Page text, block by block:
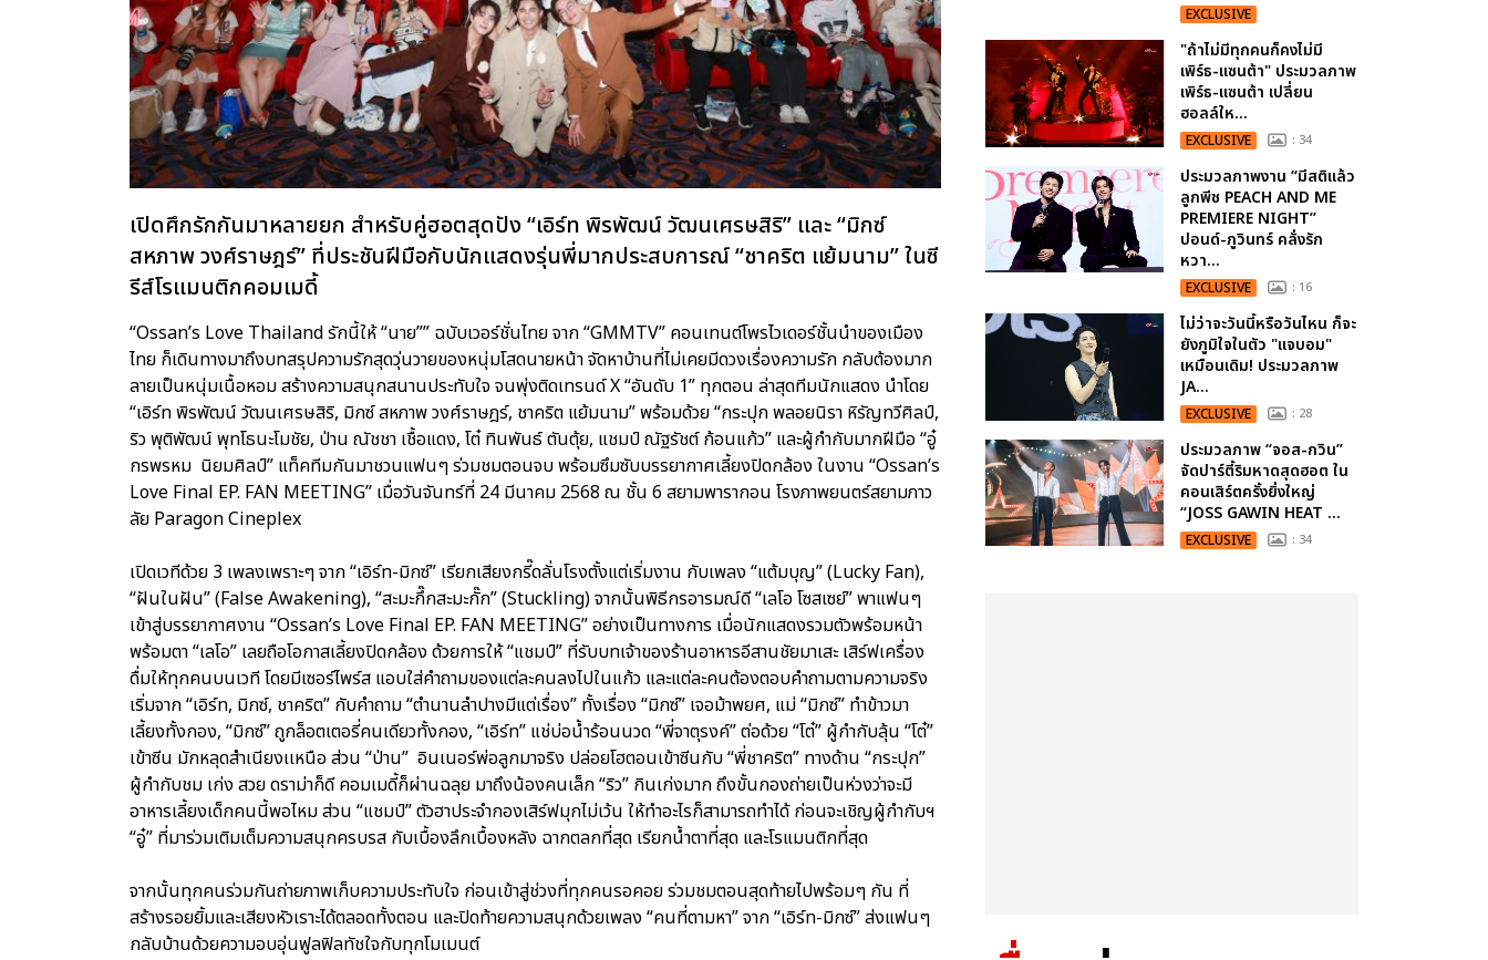
เปิดศึกรักกันมาหลายยก สำหรับคู่ฮอตสุดปัง “เอิร์ท พิรพัฒน์ วัฒนเศรษสิริ” และ “มิกซ์
สหภาพ วงศ์ราษฎร์” ที่ประชันฝีมือกับนักแสดงรุ่นพี่มากประสบการณ์ “ชาคริต แย้มนาม” ในซี
รีส์โรแมนติกคอมเมดี้
“Ossan’s Love Thailand รักนี้ให้ “นาย”” ฉบับเวอร์ชั่นไทย จาก “GMMTV” คอนเทนต์โพรไวเดอร์ชั้นนำของเมือง
ไทย ก็เดินทางมาถึงบทสรุปความรักสุดวุ่นวายของหนุ่มโสดนายหน้า จัดหาบ้านที่ไม่เคยมีดวงเรื่องความรัก กลับต้องมาก
ลายเป็นหนุ่มเนื้อหอม สร้างความสนุกสนานประทับใจ จนพุ่งติดเทรนด์ X “อันดับ 1” ทุกตอน ล่าสุดทีมนักแสดง นำโดย
“เอิร์ท พิรพัฒน์ วัฒนเศรษสิริ, มิกซ์ สหภาพ วงศ์ราษฎร์, ชาคริต แย้มนาม” พร้อมด้วย “กระปุก พลอยนิรา หิรัญทวีศิลป์,
ริว พุติพัฒน์ พุทโธนะโมชัย, ป่าน ณัชชา เชื้อแดง, โต๋ ทินพันธ์ ตันตุ้ย, แชมป์ ณัฐรัชต์ ก้อนแก้ว” และผู้กำกับมากฝีมือ “อู๋
กรพรหม นิยมศิลป์” แท็คทีมกันมาชวนแฟนๆ ร่วมชมตอนจบ พร้อมซึมซับบรรยากาศเลี้ยงปิดกล้อง ในงาน “Ossan’s
Love Final EP. FAN MEETING” เมื่อวันจันทร์ที่ 24 มีนาคม 2568 ณ ชั้น 6 สยามพารากอน โรงภาพยนตร์สยามภาว
ลัย Paragon Cineplex
เปิดเวทีด้วย 3 เพลงเพราะๆ จาก “เอิร์ท-มิกซ์” เรียกเสียงกรี๊ดลั่นโรงตั้งแต่เริ่มงาน กับเพลง “แต้มบุญ” (Lucky Fan),
“ฝันในฝัน” (False Awakening), “สะมะกึ๊กสะมะกั๊ก” (Stuckling) จากนั้นพิธีกรอารมณ์ดี “เลโอ โซสเซย์” พาแฟนๆ
เข้าสู่บรรยากาศงาน “Ossan’s Love Final EP. FAN MEETING” อย่างเป็นทางการ เมื่อนักแสดงรวมตัวพร้อมหน้า
พร้อมตา “เลโอ” เลยถือโอกาสเลี้ยงปิดกล้อง ด้วยการให้ “แชมป์” ที่รับบทเจ้าของร้านอาหารอีสานชัยมาเสะ เสิร์ฟเครื่อง
ดื่มให้ทุกคนบนเวที โดยมีเซอร์ไพร์ส แอบใส่คำถามของแต่ละคนลงไปในแก้ว และแต่ละคนต้องตอบคำถามตามความจริง
เริ่มจาก “เอิร์ท, มิกซ์, ชาคริต” กับคำถาม “ตำนานลำปางมีแต่เรื่อง” ทั้งเรื่อง “มิกซ์” เจอม้าพยศ, แม่ “มิกซ์” ทำข้าวมา
เลี้ยงทั้งกอง, “มิกซ์” ถูกล็อตเตอรี่คนเดียวทั้งกอง, “เอิร์ท” แช่บ่อน้ำร้อนนวด “พี่จาตุรงค์” ต่อด้วย “โต๋” ผู้กำกับลุ้น “โต๋”
เข้าซีน มักหลุดสำเนียงเเหนือ ส่วน “ป่าน” อินเนอร์พ่อลูกมาจริง ปล่อยโฮตอนเข้าซีนกับ “พี่ชาคริต” ทางด้าน “กระปุก”
ผู้กำกับชม เก่ง สวย ดราม่าก็ดี คอมเมดี้ก็ผ่านฉลุย มาถึงน้องคนเล็ก “ริว” กินเก่งมาก ถึงขั้นกองถ่ายเป็นห่วงว่าจะมี
อาหารเลี้ยงเด็กคนนี้พอไหม ส่วน “แชมป์” ตัวฮาประจำกองเสิร์ฟมุกไม่เว้น ให้ทำอะไรก็สามารถทำได้ ก่อนจะเชิญผู้กำกับฯ
“อู๋” ที่มาร่วมเติมเต็มความสนุกครบรส กับเบื้องลึกเบื้องหลัง ฉากตลกที่สุด เรียกน้ำตาที่สุด และโรแมนติกที่สุด
จากนั้นทุกคนร่วมกันถ่ายภาพเก็บความประทับใจ ก่อนเข้าสู่ช่วงที่ทุกคนรอคอย ร่วมชมตอนสุดท้ายไปพร้อมๆ กัน ที่
สร้างรอยยิ้มและเสียงหัวเราะได้ตลอดทั้งตอน และปิดท้ายความสนุกด้วยเพลง “คนที่ตามหา” จาก “เอิร์ท-มิกซ์” ส่งแฟนๆ
กลับบ้านด้วยความอบอุ่นฟูลฟิลทัชใจกับทุกโมเมนต์
EXCLUSIVE
"ถ้าไม่มีทุกคนก็คงไม่มี
เพิร์ธ-แซนต้า" ประมวลภาพ
เพิร์ธ-แซนต้า เปลี่ยน
ฮอลล์ให...
EXCLUSIVE : 34
ประมวลภาพงาน “มีสติแล้ว
ลูกพีช PEACH AND ME
PREMIERE NIGHT”
ปอนด์-ภูวินทร์ คลั่งรัก
หวา...
EXCLUSIVE : 16
ไม่ว่าจะวันนี้หรือวันไหน ก็จะ
ยังภูมิใจในตัว "แจบอม"
เหมือนเดิม! ประมวลภาพ
JA...
EXCLUSIVE : 28
ประมวลภาพ “จอส-กวิน”
จัดปาร์ตี้ริมหาดสุดฮอต ใน
คอนเสิร์ตครั้งยิ่งใหญ่
“JOSS GAWIN HEAT ...
EXCLUSIVE : 34